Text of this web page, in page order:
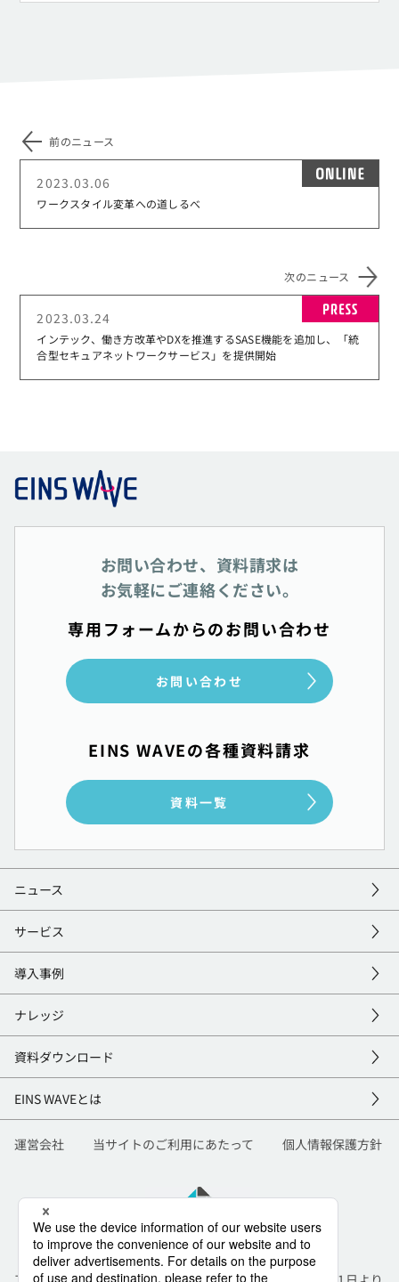
前のニュース
2023.03.06
ワークスタイル変革への道しるべ
次のニュース
2023.03.24
インテック、働き方改革やDXを推進するSASE機能を追加し、「統
合型セキュアネットワークサービス」を提供開始
お問い合わせ、資料請求は
お気軽にご連絡ください。
専用フォームからのお問い合わせ
お問い合わせ
EINS WAVEの各種資料請求
資料一覧
ニュース
サービス
導入事例
ナレッジ
資料ダウンロード
EINSWAVEとは
運営会社 当サイトのご利用にあたって 個人情報保護方針